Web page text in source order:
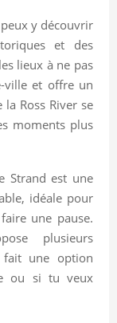
y découvrir
et des
lieux à ne pas
ville et offre un
Ross River se
moments plus
Strand est une
idéale pour
une pause.
plusieurs
une option
ou si tu veux